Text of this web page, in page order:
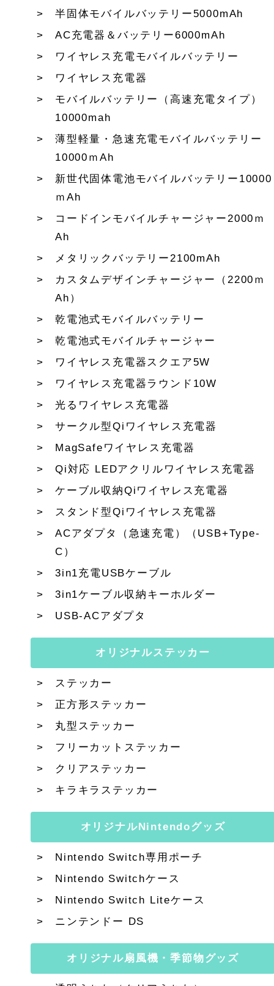
半固体モバイルバッテリー5000mAh
AC充電器＆バッテリー6000mAh
ワイヤレス充電モバイルバッテリー
ワイヤレス充電器
モバイルバッテリー（高速充電タイプ）
10000mah
薄型軽量・急速充電モバイルバッテリー
10000ｍAh
新世代固体電池モバイルバッテリー10000
ｍAh
コードインモバイルチャージャー2000ｍ
Ah
メタリックバッテリー2100mAh
カスタムデザインチャージャー（2200ｍ
Ah）
乾電池式モバイルバッテリー
乾電池式モバイルチャージャー
ワイヤレス充電器スクエア5W
ワイヤレス充電器ラウンド10W
光るワイヤレス充電器
サークル型Qiワイヤレス充電器
MagSafeワイヤレス充電器
Qi対応 LEDアクリルワイヤレス充電器
ケーブル収納Qiワイヤレス充電器
スタンド型Qiワイヤレス充電器
ACアダプタ（急速充電）（USB+Type-
C）
3in1充電USBケーブル
3in1ケーブル収納キーホルダー
USB-ACアダプタ
オリジナルステッカー
ステッカー
正方形ステッカー
丸型ステッカー
フリーカットステッカー
クリアステッカー
キラキラステッカー
オリジナルNintendoグッズ
Nintendo Switch専用ポーチ
Nintendo Switchケース
Nintendo Switch Liteケース
ニンテンドー DS
オリジナル扇風機・季節物グッズ